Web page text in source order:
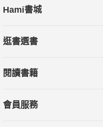
書正是最齊全的靈魂生命成
●宇色──「我在人間系列」作
形而上學研究地如此透徹，而
的研究，歷經三十多年依然令
Hami書城
逛書選書
閱讀書籍
會員服務